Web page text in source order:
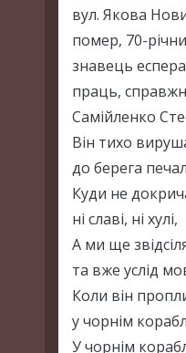
вул. Якова
помер, 70-
знавець
праць,
Самійленко
Він тихо
до берега
Куди не
ні славі, ні хулі,
А ми ще
та вже услід
Коли він
у чорнім
У чорнім